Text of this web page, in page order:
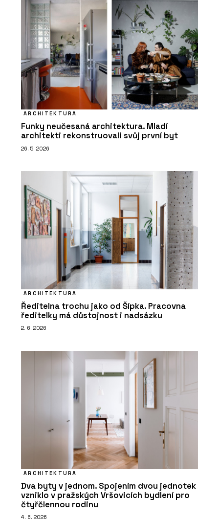
ARCHITEKTURA
Funky neučesaná architektura. Mladí
architekti rekonstruovali svůj první byt
26. 5. 2026
ARCHITEKTURA
Ředitelna trochu jako od Šípka. Pracovna
ředitelky má důstojnost i nadsázku
2. 6. 2026
ARCHITEKTURA
Dva byty v jednom. Spojením dvou jednotek
vzniklo v pražských Vršovicích bydlení pro
čtyřčlennou rodinu
4. 6. 2026